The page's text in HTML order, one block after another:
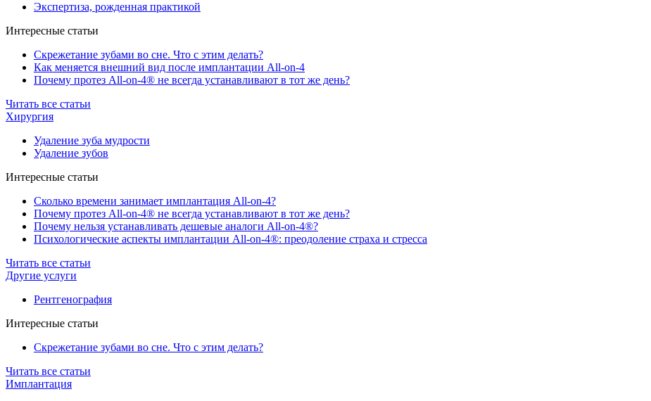
Экспертиза, рожденная практикой
Интересные статьи
Скрежетание зубами во сне. Что с этим делать?
Как меняется внешний вид после имплантации All-on-4
Почему протез All-on-4® не всегда устанавливают в тот же день?
Читать все статьи
Хирургия
Удаление зуба мудрости
Удаление зубов
Интересные статьи
Сколько времени занимает имплантация All-on-4?
Почему протез All-on-4® не всегда устанавливают в тот же день?
Почему нельзя устанавливать дешевые аналоги All-on-4®?
Психологические аспекты имплантации All-on-4®: преодоление страха и стресса
Читать все статьи
Другие услуги
Рентгенография
Интересные статьи
Скрежетание зубами во сне. Что с этим делать?
Читать все статьи
Имплантация